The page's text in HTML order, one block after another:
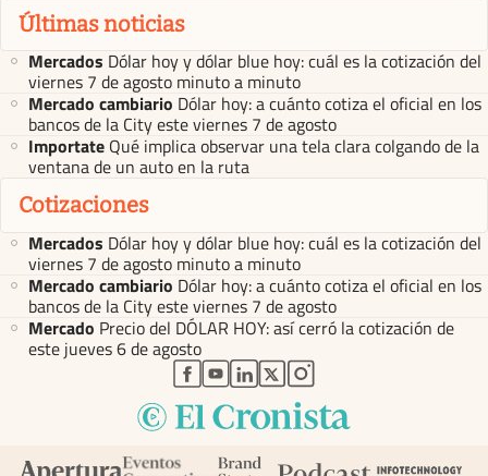
Últimas noticias
Mercados Dólar hoy y dólar blue hoy: cuál es la cotización del
viernes 7 de agosto minuto a minuto
Mercado cambiario Dólar hoy: a cuánto cotiza el oficial en los
bancos de la City este viernes 7 de agosto
Importate Qué implica observar una tela clara colgando de la
ventana de un auto en la ruta
Cotizaciones
Mercados Dólar hoy y dólar blue hoy: cuál es la cotización del
viernes 7 de agosto minuto a minuto
Mercado cambiario Dólar hoy: a cuánto cotiza el oficial en los
bancos de la City este viernes 7 de agosto
Mercado Precio del DÓLAR HOY: así cerró la cotización de
este jueves 6 de agosto
abre en nueva pestaña
abre en nueva pestaña
abre en nueva pestaña
abre en nueva pestaña
abre en nueva pestaña